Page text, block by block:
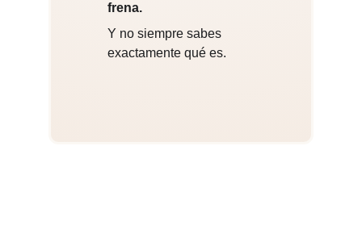
frena.
Y no siempre sabes
exactamente qué es.